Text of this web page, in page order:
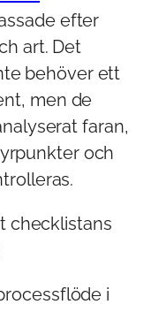
efter
art. Det
behöver ett
men de
faran,
och
checklistans
i